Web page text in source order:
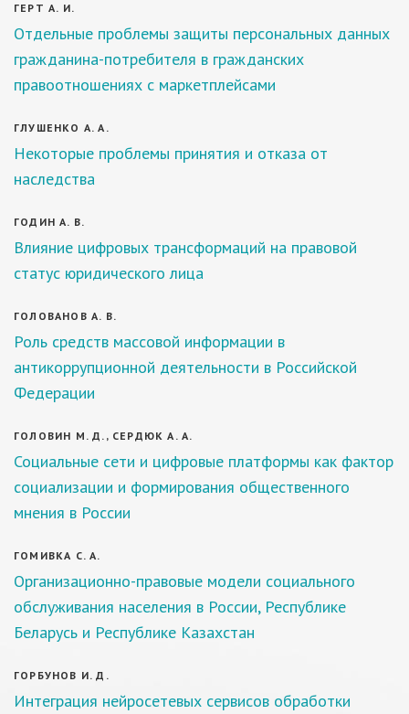
ГЕРТ А. И.
Отдельные проблемы защиты персональных данных
гражданина-потребителя в гражданских
правоотношениях с маркетплейсами
ГЛУШЕНКО А. А.
Некоторые проблемы принятия и отказа от
наследства
ГОДИН А. В.
Влияние цифровых трансформаций на правовой
статус юридического лица
ГОЛОВАНОВ А. В.
Роль средств массовой информации в
антикоррупционной деятельности в Российской
Федерации
ГОЛОВИН М. Д., СЕРДЮК А. А.
Социальные сети и цифровые платформы как фактор
социализации и формирования общественного
мнения в России
ГОМИВКА С. А.
Организационно-правовые модели социального
обслуживания населения в России, Республике
Беларусь и Республике Казахстан
ГОРБУНОВ И. Д.
Интеграция нейросетевых сервисов обработки